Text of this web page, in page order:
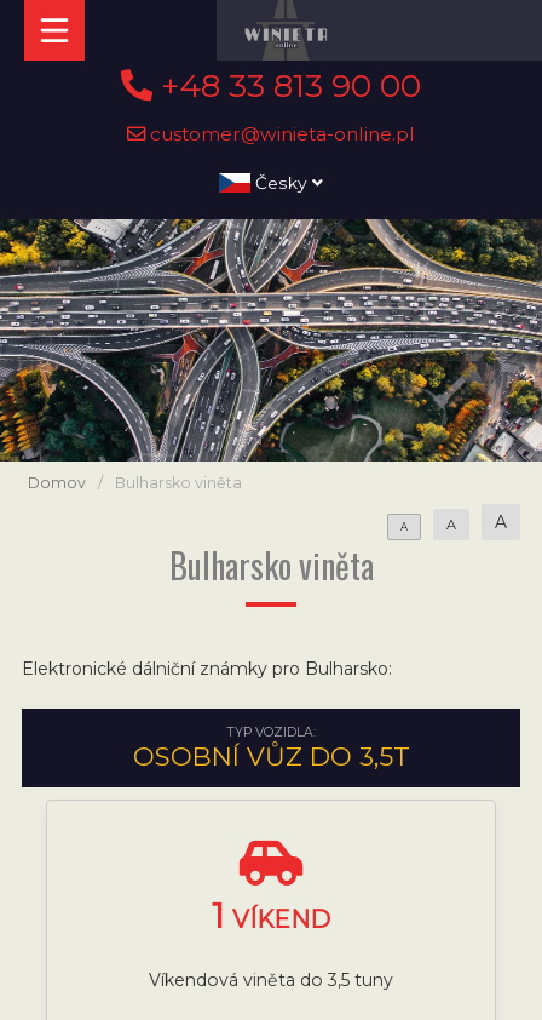
+48 33 813 90 00
customer@winieta-online.pl
Česky
Domov / Bulharsko viněta
A A A
Bulharsko viněta
Elektronické dálniční známky pro Bulharsko:
TYP VOZIDLA:
OSOBNÍ VŮZ DO 3,5T
1 VÍKEND
Víkendová viněta do 3,5 tuny